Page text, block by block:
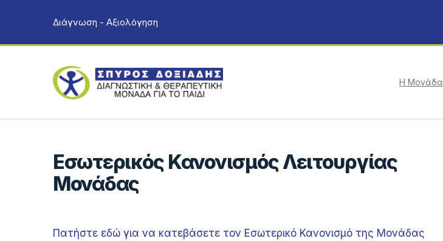
Διάγνωση - Αξιολόγηση
Η Μονάδα
Εσωτερικός Κανονισμός Λειτουργίας
Μονάδας
Πατήστε εδώ για να κατεβάσετε τον Εσωτερικό Κανονισμό της Μονάδας